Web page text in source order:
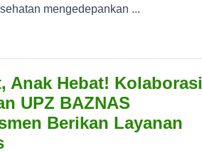
mengedepankan ...
Anak Hebat! Kolaborasi
UPZ BAZNAS
Berikan Layanan